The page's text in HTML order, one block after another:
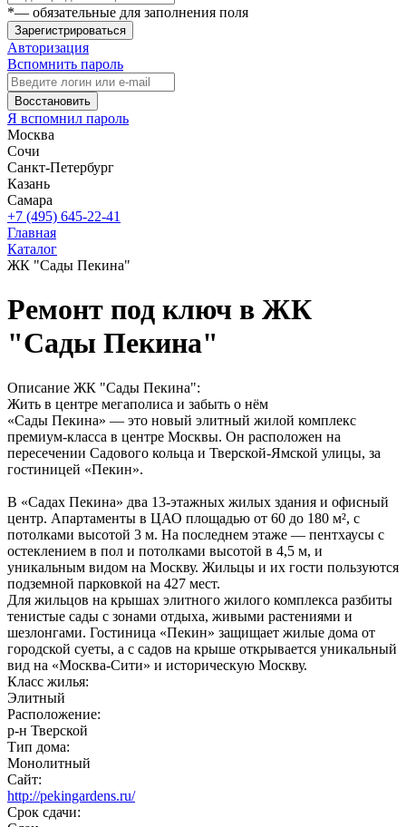
*— обязательные для заполнения поля
Зарегистрироваться
Авторизация
Вспомнить пароль
Восстановить
Я вспомнил пароль
Москва
Сочи
Санкт-Петербург
Казань
Самара
+7 (495) 645-22-41
Главная
Каталог
ЖК "Сады Пекина"
Ремонт под ключ в ЖК
"Сады Пекина"
Описание ЖК "Сады Пекина":
Жить в центре мегаполиса и забыть о нём
«Сады Пекина» — это новый элитный жилой комплекс
премиум-класса в центре Москвы. Он расположен на
пересечении Садового кольца и Тверской-Ямской улицы, за
гостиницей «Пекин».
В «Садах Пекина» два 13-этажных жилых здания и офисный
центр. Апартаменты в ЦАО площадью от 60 до 180 м², с
потолками высотой 3 м. На последнем этаже — пентхаусы с
остеклением в пол и потолками высотой в 4,5 м, и
уникальным видом на Москву. Жильцы и их гости пользуются
подземной парковкой на 427 мест.
Для жильцов на крышах элитного жилого комплекса разбиты
тенистые сады с зонами отдыха, живыми растениями и
шезлонгами. Гостиница «Пекин» защищает жилые дома от
городской суеты, а с садов на крыше открывается уникальный
вид на «Москва-Сити» и историческую Москву.
Класс жилья:
Элитный
Расположение:
р-н Тверской
Тип дома:
Монолитный
Сайт:
http://pekingardens.ru/
Срок сдачи: